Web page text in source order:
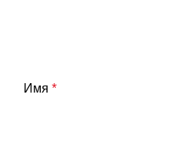
Имя *